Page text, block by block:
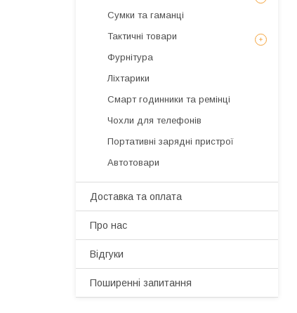
Сумки та гаманці
Тактичні товари
Фурнітура
Ліхтарики
Смарт годинники та ремінці
Чохли для телефонів
Портативні зарядні пристрої
Автотовари
Доставка та оплата
Про нас
Відгуки
Поширенні запитання